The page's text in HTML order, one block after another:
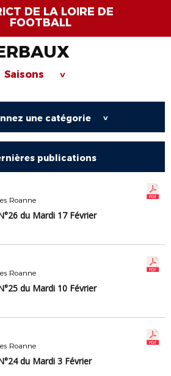
DE LA LOIRE DE
FOOTBALL
Saisons >
une catégorie >
publications
Roanne
du Mardi 17 Février
Roanne
du Mardi 10 Février
Roanne
du Mardi 3 Février